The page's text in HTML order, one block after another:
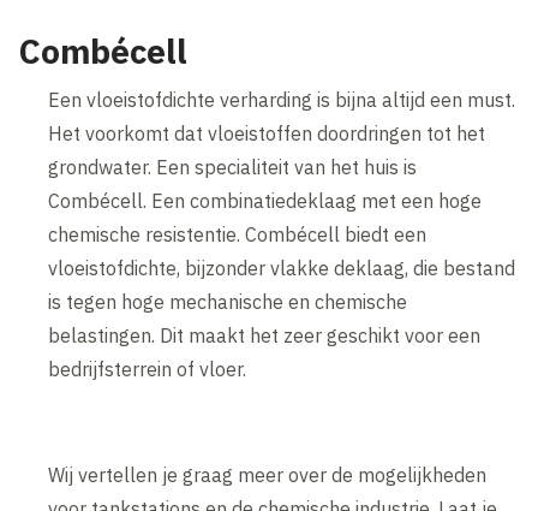
Combécell
Een vloeistofdichte verharding is bijna altijd een must.
Het voorkomt dat vloeistoffen doordringen tot het
grondwater. Een specialiteit van het huis is
Combécell. Een combinatiedeklaag met een hoge
chemische resistentie. Combécell biedt een
vloeistofdichte, bijzonder vlakke deklaag, die bestand
is tegen hoge mechanische en chemische
belastingen. Dit maakt het zeer geschikt voor een
bedrijfsterrein of vloer.
Wij vertellen je graag meer over de mogelijkheden